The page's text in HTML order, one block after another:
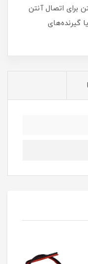
برای اتصال آنتن
گیرنده‌های